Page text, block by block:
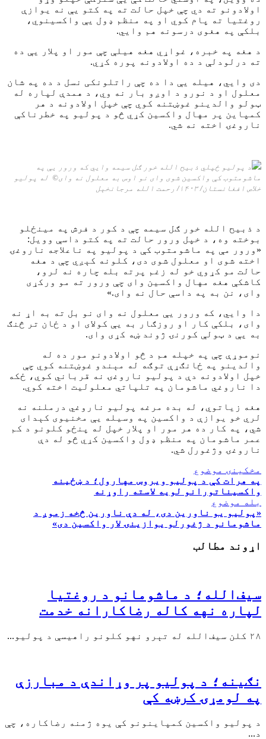
اولادونو ته دي چې خپل حالت ته په کتو یې نه یوازې
روغتیا ته پام کوي او په منظم ډول یې واکسینوي،
بلکې په هغوی درسونه هم وايي.
د هغه په خبره، غواړي هغه هیلې چې مور او پلار یې ده
ته درلودلې د ده اولادونه پوره کړي.
دی وايي، هیله یې دا ده چې راتلونکی نسل د ده په شان
معلول او د نورو د اوږو بار نه وي، د همدې لپاره له
ټولو والدینو غوښتنه کوي چې خپل اولادونه د هر
کمپاین پر مهال واکسین کړي څو د پولیو په خطرناکې
ناروغۍ اخته نه شي.
د پولیو ځپلي ذبیح الله خور ګل سیمه وايي که ورور یې په
ماشومتوب کې واکسین شوی وای نو اوس به معلول نه وای© له پولیو
خلاص افغانستان/ ۱۴۰۳/ رحمت الله مرجانخېل
د ذبیح الله خور ګل سیمه چې د کور د فرش په مینځلو
بوخته وه، د خپل ورور حالت ته په کتو داسې وویل:
«ورور مې په ماشومتوب کې د پولیو په ناعلاجه ناروغۍ
اخته شوی او معلول شوی دی، کلونه کېږي چې د هغه
حالت مو کړوي خو له زغم پرته بله چاره نه لرو،
کاشکې هغه مهال واکسین وای چې ورور ته مو ورکړی
وای، نن به په داسې حال نه وای.»
دا وايي، که ورور یې معلول نه وای نو بل ته به اړ نه
وای، بلکې کار او روزګار به یې کولای او د ځان تر څنګ
به یې د ټولې کورنۍ ژوند ښه کړی وای.
نوموړې چې په خپله هم د څو اولادونو مور ده له
والدینو په ځانګړې توګه له مېندو غوښتنه کوي چې
خپل اولادونه دې د پولیو ناروغۍ نه قرباني کوي، ځکه
دا ناروغي ماشومان په تلپاتي معلولیت اخته کوي.
هغه زیاتوي، له بده مرغه پولیو ناروغي درملنه نه
لري خو یوازې د واکسین په وسیله یې مخنیوی کېدای
شي، په کار ده هر مور او پلار خپل له پنځو کلونو د کم
عمر ماشومان په منظم ډول واکسین کړي څو له دې
ناروغۍ وژغورل شي.
مخکینۍ موضوع
په هرات کې د پولیو ویروس مهارول؛ د ښځینه
واکسیناتورانو لویه لاسته راوړنه
بله موضوع
«پولیو یو ناورین دی، له دې ناورین څخه زموږ د
ماشومانو د ژغورلو یوازینۍ لار واکسین دی»
اړوند مطالب
سیف‌الله؛ د ماشومانو د روغتیا
لپاره نهه کاله رضاکارانه خدمت
۲۸ کلن سیف‌الله له تېرو نهو کلونو راهیسې د پولیو...
نګینه؛ د پولیو پر وړاندې د مبارزې
په لومړۍ کرښه کې
د پولیو واکسین کمپاینونو کې یوه ژمنه رضاکاره، چې
د...